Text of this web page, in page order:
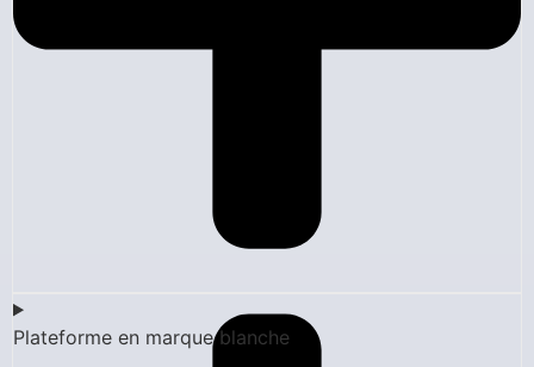
Plateforme en marque blanche